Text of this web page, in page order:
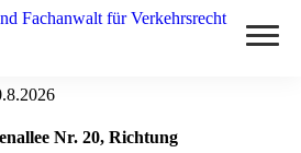
Nr. 20, Richtung